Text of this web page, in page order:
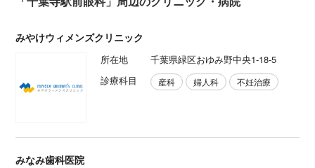
みやけウィメンズクリニック
所在地
千葉県緑区おゆみ野中央1-18-5
診療科目
産科 婦人科 不妊治療
みなみ歯科医院